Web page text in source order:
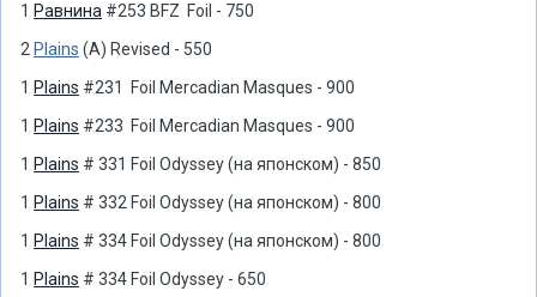
1 Равнина #253 BFZ Foil - 750
2 Plains (A) Revised - 550
1 Plains #231 Foil Mercadian Masques - 900
1 Plains #233 Foil Mercadian Masques - 900
1 Plains # 331 Foil Odyssey (на японском) - 850
1 Plains # 332 Foil Odyssey (на японском) - 800
1 Plains # 334 Foil Odyssey (на японском) - 800
1 Plains # 334 Foil Odyssey - 650